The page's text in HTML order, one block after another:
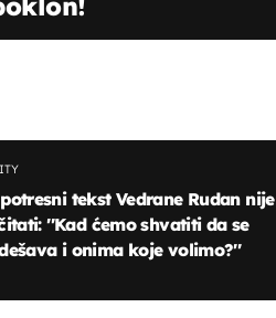
tekst Vedrane Rudan nije
''Kad ćemo shvatiti da se
i onima koje volimo?''